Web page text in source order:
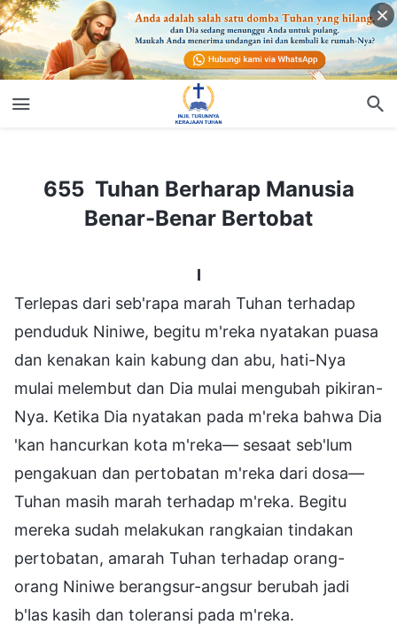
655 Tuhan Berharap Manusia Benar-Benar Bertobat
655 Tuhan Berharap Manusia
Benar-Benar Bertobat
I
Terlepas dari seb'rapa marah Tuhan terhadap
penduduk Niniwe, begitu m'reka nyatakan puasa
dan kenakan kain kabung dan abu, hati-Nya
mulai melembut dan Dia mulai mengubah pikiran-
Nya. Ketika Dia nyatakan pada m'reka bahwa Dia
'kan hancurkan kota m'reka— sesaat seb'lum
pengakuan dan pertobatan m'reka dari dosa—
Tuhan masih marah terhadap m'reka. Begitu
mereka sudah melakukan rangkaian tindakan
pertobatan, amarah Tuhan terhadap orang-
orang Niniwe berangsur-angsur berubah jadi
b'las kasih dan toleransi pada m'reka.